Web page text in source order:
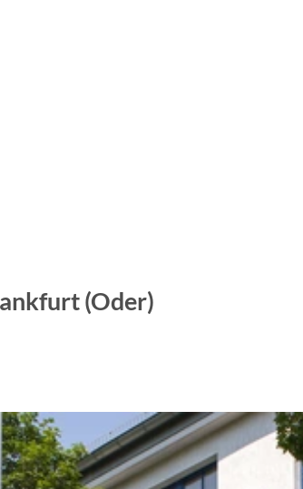
(Oder)